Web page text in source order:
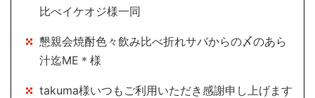
比べイケオジ様一同
懇親会焼酎色々飲み比べ折れサバからの〆のあら
汁迄ME＊様
takuma様いつもご利用いただき感謝申し上げます